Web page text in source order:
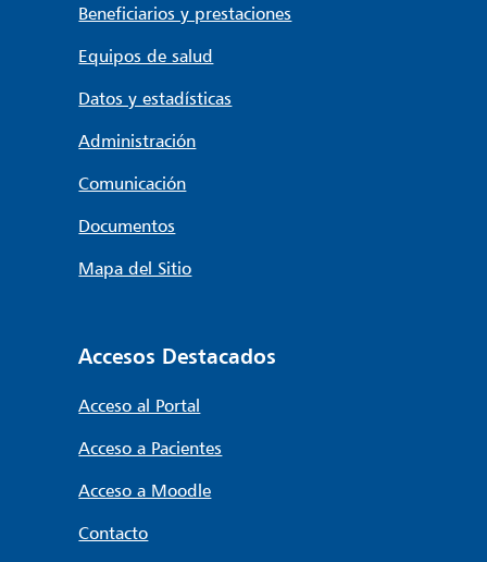
Beneficiarios y prestaciones
Equipos de salud
Datos y estadísticas
Administración
Comunicación
Documentos
Mapa del Sitio
Accesos Destacados
Acceso al Portal
Acceso a Pacientes
Acceso a Moodle
Contacto